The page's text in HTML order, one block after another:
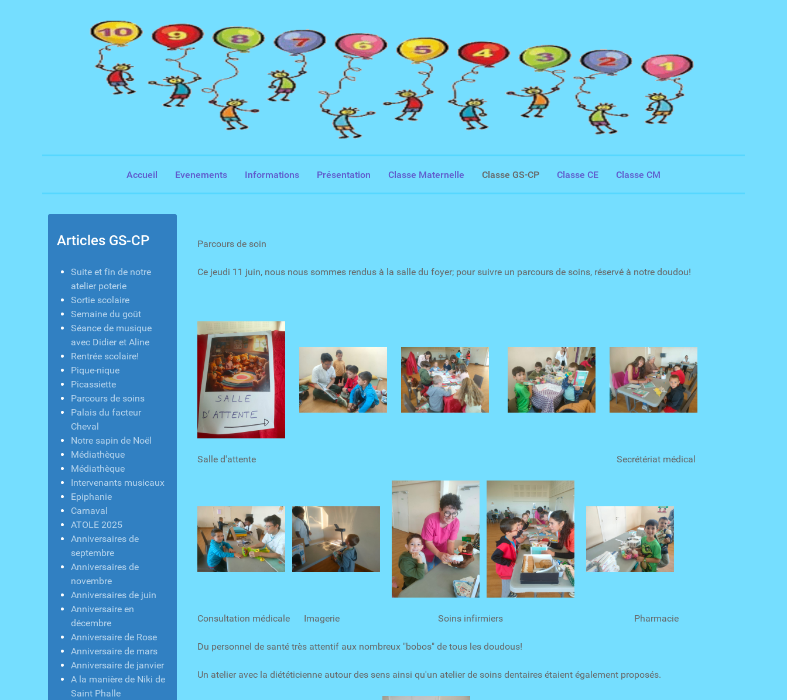
Accueil Evenements Informations Présentation Classe Maternelle Classe GS-CP Classe CE Classe CM
Articles GS-CP
Suite et fin de notre
atelier poterie
Sortie scolaire
Semaine du goût
Séance de musique
avec Didier et Aline
Rentrée scolaire!
Pique-nique
Picassiette
Parcours de soins
Palais du facteur
Cheval
Notre sapin de Noël
Médiathèque
Médiathèque
Intervenants musicaux
Epiphanie
Carnaval
ATOLE 2025
Anniversaires de
septembre
Anniversaires de
novembre
Anniversaires de juin
Anniversaire en
décembre
Anniversaire de Rose
Anniversaire de mars
Anniversaire de janvier
A la manière de Niki de
Saint Phalle
Parcours de soin
Ce jeudi 11 juin, nous nous sommes rendus à la salle du foyer; pour suivre un parcours de soins, réservé à notre doudou!
Salle d'attente Secrétériat médical
Consultation médicale Imagerie Soins infirmiers Pharmacie
Du personnel de santé très attentif aux nombreux "bobos" de tous les doudous!
Un atelier avec la diététicienne autour des sens ainsi qu'un atelier de soins dentaires étaient également proposés.